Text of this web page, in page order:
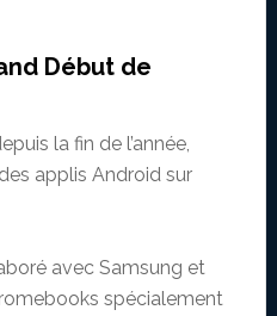
Début de
la fin de l’année,
applis Android sur
avec Samsung et
spécialement